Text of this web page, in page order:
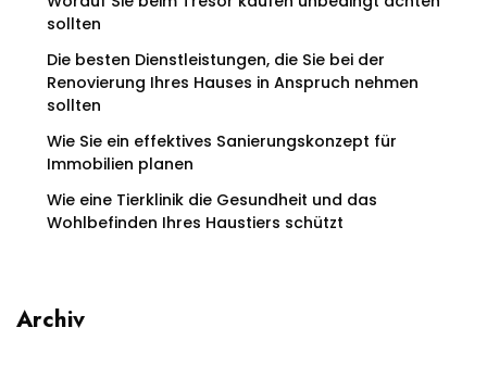
sollten
Die besten Dienstleistungen, die Sie bei der
Renovierung Ihres Hauses in Anspruch nehmen
sollten
Wie Sie ein effektives Sanierungskonzept für
Immobilien planen
Wie eine Tierklinik die Gesundheit und das
Wohlbefinden Ihres Haustiers schützt
Archiv